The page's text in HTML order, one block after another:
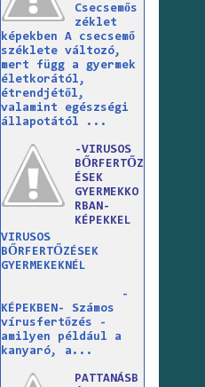
Csecsemős
zéklet
képekben A csecsemő
széklete változó,
mert függ a gyermek
életkorától,
étrendjétől,
valamint egészségi
állapotától ...
-VIRUSOS
BŐRFERTŐZ
ÉSEK
GYERMEKKO
RBAN-
KÉPEKKEL
VIRUSOS
BŐRFERTŐZÉSEK
GYERMEKEKNÉL
-
KÉPEKBEN- Számos
vírusfertőzés -
amilyen például a
kanyaró, a...
PATTANÁSB